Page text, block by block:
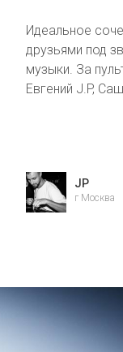
Идеальное
друзьями под
музыки. За
Евгений J.P,
JP
г Москва